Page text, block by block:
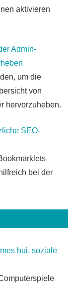
aktivieren
Admin-
um die
von
hervorzuheben.
SEO-
bei der
hui, soziale